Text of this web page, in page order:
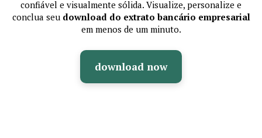
confiável e visualmente sólida. Visualize, personalize e
conclua seu download do extrato bancário empresarial
em menos de um minuto.
download now